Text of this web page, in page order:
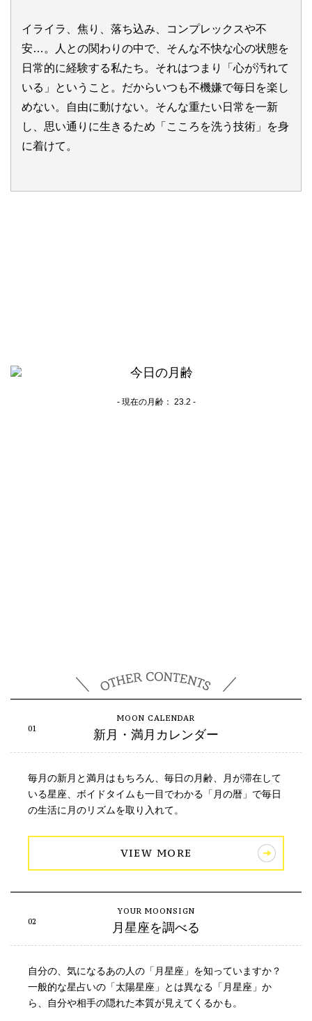
イライラ、焦り、落ち込み、コンプレックスや不
安…。人との関わりの中で、そんな不快な心の状態を
日常的に経験する私たち。それはつまり「心が汚れて
いる」ということ。だからいつも不機嫌で毎日を楽し
めない。自由に動けない。そんな重たい日常を一新
し、思い通りに生きるため「こころを洗う技術」を身
に着けて。
- 現在の月齢： 23.2 -
新月・満月カレンダー
毎月の新月と満月はもちろん、毎日の月齢、月が滞在して
いる星座、ボイドタイムも一目でわかる「月の暦」で毎日
の生活に月のリズムを取り入れて。
VIEW MORE
月星座を調べる
自分の、気になるあの人の「月星座」を知っていますか？
一般的な星占いの「太陽星座」とは異なる「月星座」か
ら、自分や相手の隠れた本質が見えてくるかも。